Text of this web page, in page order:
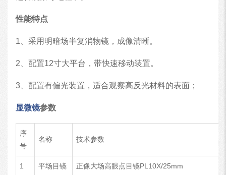
性能特点
1、采用明暗场半复消物镜，成像清晰。
2、配置12寸大平台，带快速移动装置。
3、配置有偏光装置，适合观察高反光材料的表面；
显微镜参数
序
号
名称 技术参数
1 平场目镜 正像大场高眼点目镜PL10X/25mm